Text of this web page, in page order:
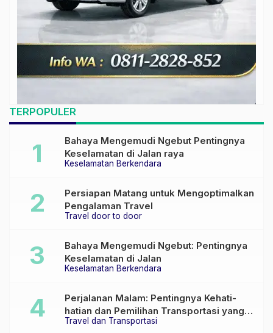
TERPOPULER
Keselamatan Berkendara
Bahaya Mengemudi Ngebut Pentingnya
Keselamatan di Jalan raya
Travel door to door
Persiapan Matang untuk Mengoptimalkan
Pengalaman Travel
Keselamatan Berkendara
Bahaya Mengemudi Ngebut: Pentingnya
Keselamatan di Jalan
Travel dan Transportasi
Perjalanan Malam: Pentingnya Kehati-
hatian dan Pemilihan Transportasi yang
Tepat